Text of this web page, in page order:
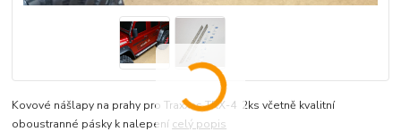
Kovové nášlapy na prahy pro Traxxas TRX-4 2ks včetně kvalitní
oboustranné pásky k nalepení celý popis